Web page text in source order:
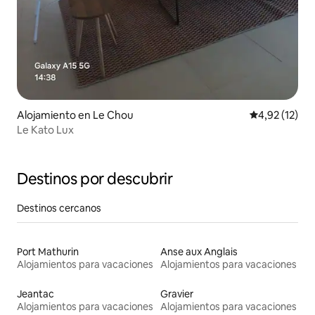
Alojamiento en Le Chou Calificación
4,92 (12)
Le Kato Lux
Destinos por descubrir
Destinos cercanos
Port Mathurin
Alojamientos para vacaciones
Anse aux Anglais
Alojamientos para vacaciones
Jeantac
Alojamientos para vacaciones
Gravier
Alojamientos para vacaciones